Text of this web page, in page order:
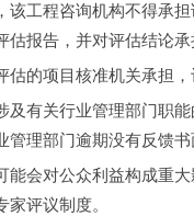
该工程咨询机构不得承
报告，并对评估结论承
项目核准机关承担，
有关行业管理部门职能
理部门逾期没有反馈书
会对公众利益构成重大
评议制度。